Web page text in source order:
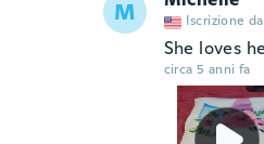
M Iscrizione
She loves
circa 5 anni fa